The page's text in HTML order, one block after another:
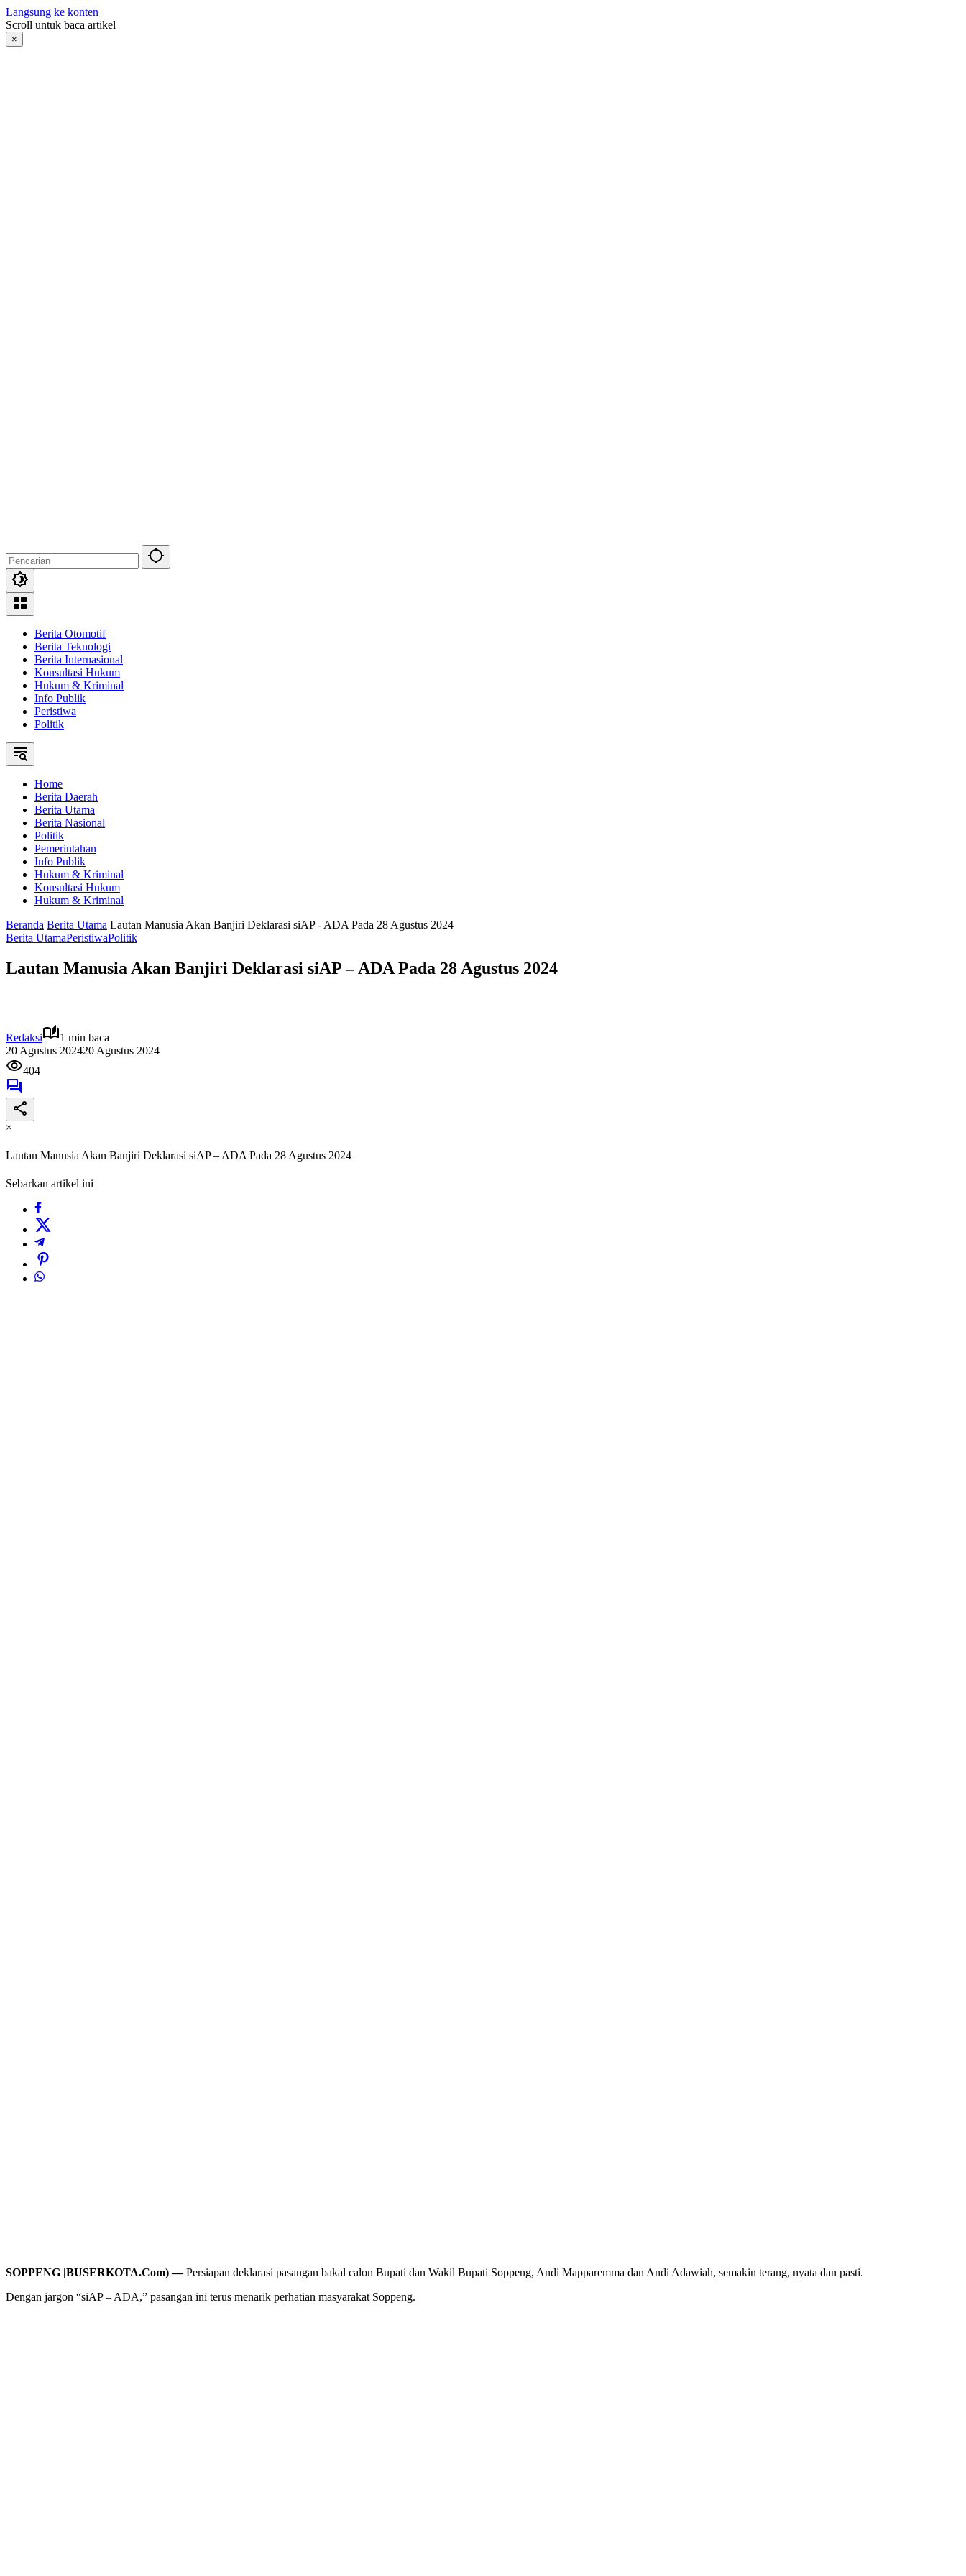
Langsung ke konten
Scroll untuk baca artikel
×
Berita Otomotif
Berita Teknologi
Berita Internasional
Konsultasi Hukum
Hukum & Kriminal
Info Publik
Peristiwa
Politik
Home
Berita Daerah
Berita Utama
Berita Nasional
Politik
Pemerintahan
Info Publik
Hukum & Kriminal
Konsultasi Hukum
Hukum & Kriminal
Beranda Berita Utama Lautan Manusia Akan Banjiri Deklarasi siAP - ADA Pada 28 Agustus 2024
Berita UtamaPeristiwaPolitik
Lautan Manusia Akan Banjiri Deklarasi siAP – ADA Pada 28 Agustus 2024
Redaksi
1 min baca
20 Agustus 202420 Agustus 2024
404
×
Lautan Manusia Akan Banjiri Deklarasi siAP – ADA Pada 28 Agustus 2024
Sebarkan artikel ini
SOPPENG |BUSERKOTA.Com) —Persiapan deklarasi pasangan bakal calon Bupati dan Wakil Bupati Soppeng, Andi Mapparemma dan Andi Adawiah, semakin terang, nyata dan pasti.
Dengan jargon “siAP – ADA,” pasangan ini terus menarik perhatian masyarakat Soppeng.